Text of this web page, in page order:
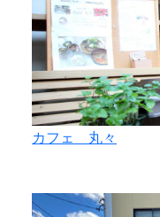
カフェ 丸々